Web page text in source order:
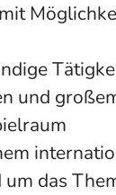
und
um das